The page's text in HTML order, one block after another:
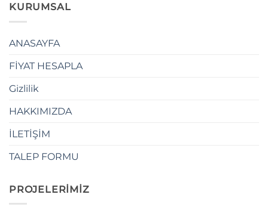
KURUMSAL
ANASAYFA
FİYAT HESAPLA
Gizlilik
HAKKIMIZDA
İLETİŞİM
TALEP FORMU
PROJELERİMİZ